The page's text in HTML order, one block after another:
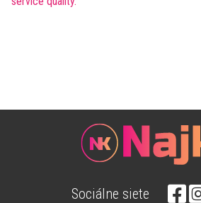
Sociálne siete